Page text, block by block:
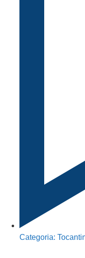
Categoria: